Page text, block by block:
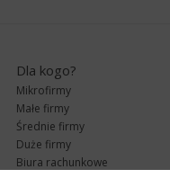
Dla kogo?
Mikrofirmy
Małe firmy
Średnie firmy
Duże firmy
Biura rachunkowe